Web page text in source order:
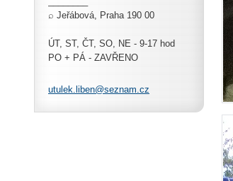
⌕ Jeřábová, Praha 190 00
ÚT, ST, ČT, SO, NE - 9-17 hod
PO + PÁ - ZAVŘENO
utulek.l iben@seznam.cz